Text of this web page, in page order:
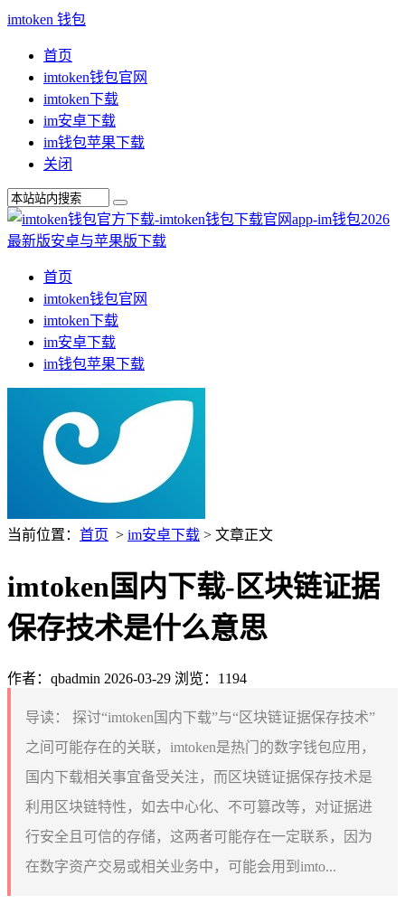
imtoken 钱包
首页
imtoken钱包官网
imtoken下载
im安卓下载
im钱包苹果下载
关闭
首页
imtoken钱包官网
imtoken下载
im安卓下载
im钱包苹果下载
当前位置： 首页 > im安卓下载 > 文章正文
imtoken国内下载-区块链证据
保存技术是什么意思
作者：qbadmin 2026-03-29 浏览：1194
导读：
探讨“imtoken国内下载”与“区块链证据保存技术”
之间可能存在的关联，imtoken是热门的数字钱包应用，
国内下载相关事宜备受关注，而区块链证据保存技术是
利用区块链特性，如去中心化、不可篡改等，对证据进
行安全且可信的存储，这两者可能存在一定联系，因为
在数字资产交易或相关业务中，可能会用到imto...